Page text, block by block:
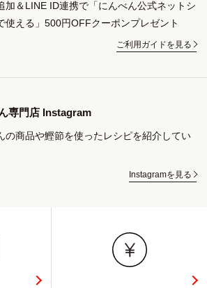
加＆LINE ID連携で「にんべん公式ネットシ
使える」500円OFFクーポンプレゼント
ご利用ガイドを見る
専門店 Instagram
の商品や鰹節を使ったレシピを紹介してい
Instagramを見る